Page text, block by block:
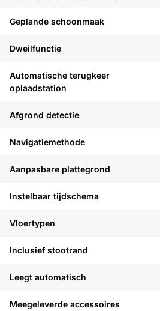
Geplande schoonmaak
Dweilfunctie
Automatische terugkeer
oplaadstation
Afgrond detectie
Navigatiemethode
Aanpasbare plattegrond
Instelbaar tijdschema
Vloertypen
Inclusief stootrand
Leegt automatisch
Meegeleverde accessoires